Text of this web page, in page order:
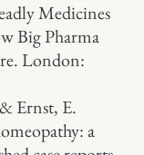
Medicines
Big Pharma
London:
Ernst, E.
a